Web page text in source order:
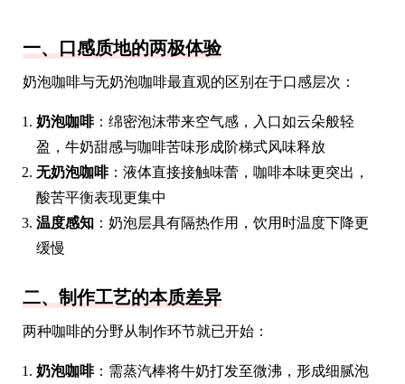
一、口感质地的两极体验
奶泡咖啡与无奶泡咖啡最直观的区别在于口感层次：
奶泡咖啡：绵密泡沫带来空气感，入口如云朵般轻
盈，牛奶甜感与咖啡苦味形成阶梯式风味释放
无奶泡咖啡：液体直接接触味蕾，咖啡本味更突出，
酸苦平衡表现更集中
温度感知 ：奶泡层具有隔热作用，饮用时温度下降更
缓慢
二、制作工艺的本质差异
两种咖啡的分野从制作环节就已开始：
奶泡咖啡：需蒸汽棒将牛奶打发至微沸，形成细腻泡